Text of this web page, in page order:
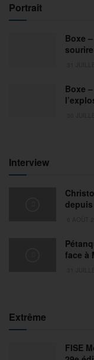
Portrait
Boxe
Boxe
Interview
depuis
face à
Extrême
FISE